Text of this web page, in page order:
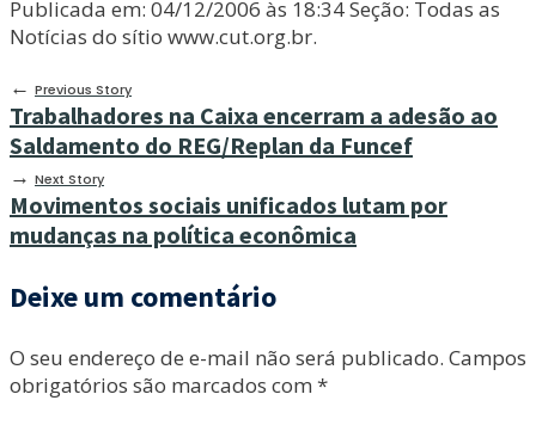
Publicada em: 04/12/2006 às 18:34 Seção: Todas as
Notícias do sítio www.cut.org.br.
← Previous Story
Trabalhadores na Caixa encerram a adesão ao
Saldamento do REG/Replan da Funcef
→ Next Story
Movimentos sociais unificados lutam por
mudanças na política econômica
Deixe um comentário
O seu endereço de e-mail não será publicado. Campos
obrigatórios são marcados com *